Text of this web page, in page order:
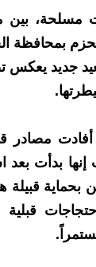
بين
الحزم
يعكس
مصادر
بدأت بعد
بحماية